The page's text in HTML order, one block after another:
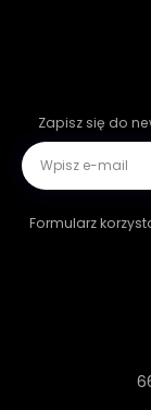
Zapisz się do
Formularz